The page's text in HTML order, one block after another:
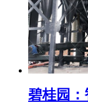
碧桂园